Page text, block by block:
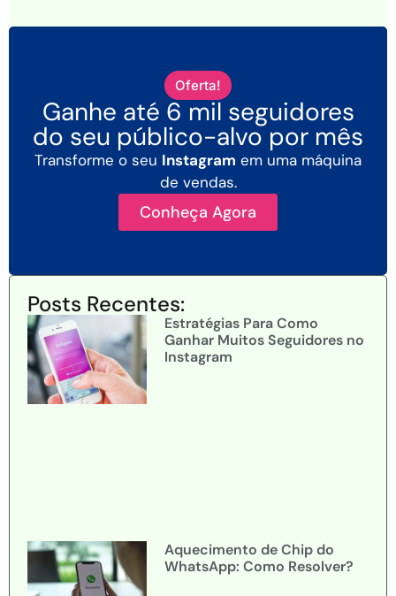
Oferta!
Ganhe até 6 mil seguidores
do seu público-alvo por mês
Transforme o seu Instagram em uma máquina
de vendas.
Conheça Agora
Posts Recentes:
Estratégias Para Como
Ganhar Muitos Seguidores no
Instagram
Aquecimento de Chip do
WhatsApp: Como Resolver?